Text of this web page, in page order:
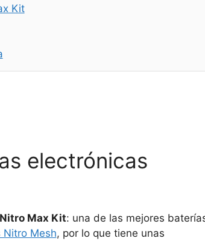
Kit
electrónicas
Max Kit: una de las mejores
Nitro Mesh, por lo que tiene unas